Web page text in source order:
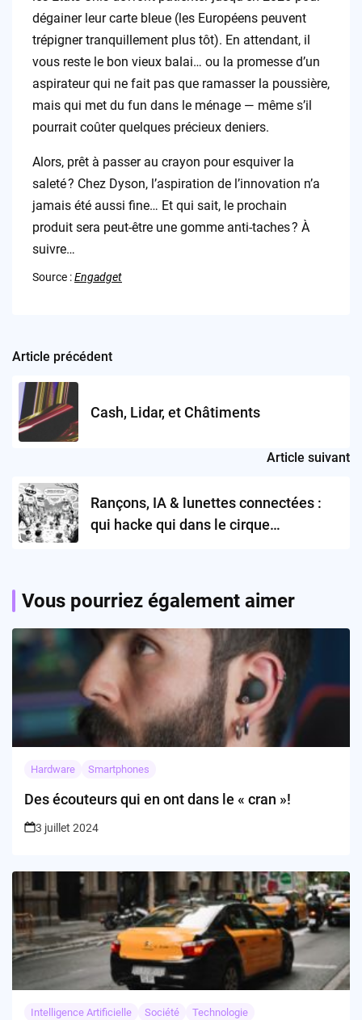
dégainer leur carte bleue (les Européens peuvent
trépigner tranquillement plus tôt). En attendant, il
vous reste le bon vieux balai… ou la promesse d’un
aspirateur qui ne fait pas que ramasser la poussière,
mais qui met du fun dans le ménage — même s’il
pourrait coûter quelques précieux deniers.
Alors, prêt à passer au crayon pour esquiver la
saleté ? Chez Dyson, l’aspiration de l’innovation n’a
jamais été aussi fine… Et qui sait, le prochain
produit sera peut-être une gomme anti-taches ? À
suivre…
Source :Engadget
Post
navigation
Article précédent
Cash, Lidar, et Châtiments
Article suivant
Rançons, IA & lunettes connectées :
qui hacke qui dans le cirque
Vous pourriez également aimer
Hardware Smartphones
Des écouteurs qui en ont dans le « cran »!
3 juillet 2024
Intelligence Artificielle Société Technologie